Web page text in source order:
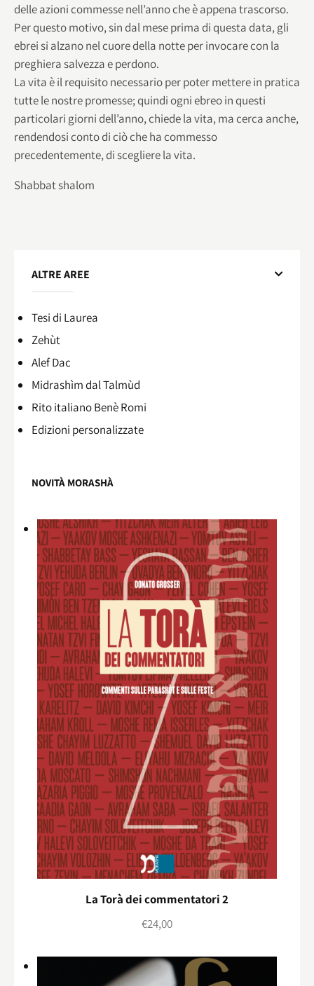
delle azioni commesse nell’anno che è appena trascorso.
Per questo motivo, sin dal mese prima di questa data, gli
ebrei si alzano nel cuore della notte per invocare con la
preghiera salvezza e perdono.
La vita è il requisito necessario per poter mettere in pratica
tutte le nostre promesse; quindi ogni ebreo in questi
particolari giorni dell’anno, chiede la vita, ma cerca anche,
rendendosi conto di ciò che ha commesso
precedentemente, di scegliere la vita.
Shabbat shalom
ALTRE AREE
Tesi di Laurea
Zehùt
Alef Dac
Midrashìm dal Talmùd
Rito italiano Benè Romi​
Edizioni personalizzate
NOVITÀ MORASHÀ
La Torà dei commentatori 2
€24,00